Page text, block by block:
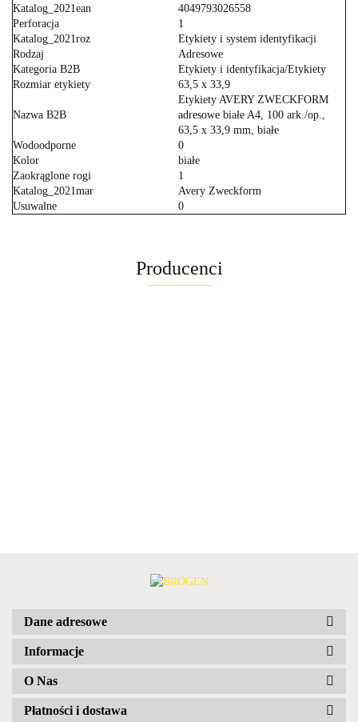
Katalog_2021ean
4049793026558
Perforacja
1
Katalog_2021roz
Etykiety i system identyfikacji
Rodzaj
Adresowe
Kategoria B2B
Etykiety i identyfikacja/Etykiety
Rozmiar etykiety
63,5 x 33,9
Nazwa B2B
Etykiety AVERY ZWECKFORM
adresowe białe A4, 100 ark./op.,
63,5 x 33,9 mm, białe
Wodoodporne
0
Kolor
białe
Zaokrąglone rogi
1
Katalog_2021mar
Avery Zweckform
Usuwalne
0
Producenci
Dane adresowe
Informacje
O Nas
Płatności i dostawa